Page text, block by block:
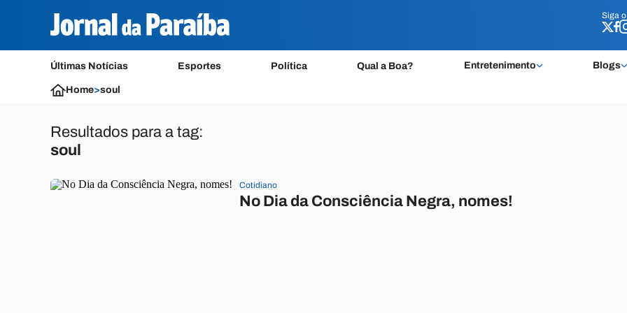
Siga o
Últimas Notícias Esportes Política Qual a Boa? Entretenimento Blogs
Siga o
Home>soul
Resultados para a tag:
soul
Cotidiano
No Dia da Consciência Negra, nomes!